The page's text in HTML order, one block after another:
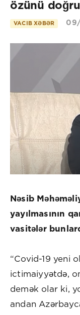
özünü
VACIB XƏBƏR
Nəsib
yayılmasının
vasitələr
“Covid-19 yeni
ictimaiyyətdə,
demək olar ki,
andan